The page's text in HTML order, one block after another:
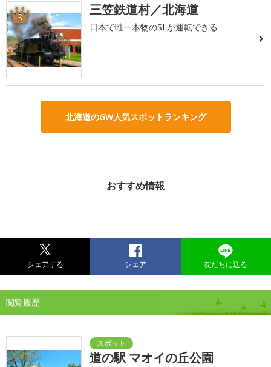
3 三笠鉄道村／北海道
日本で唯一本物のSLが運転できる
北海道のGW人気スポットランキング
おすすめ情報
シェアする シェア 友だちに送る
閲覧履歴
道の駅 マオイの丘公園